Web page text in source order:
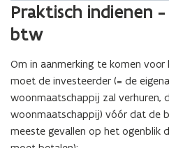
Praktisch indienen
btw
Om in aanmerking te komen
moet de investeerder (= de
woonmaatschappij zal verhuren,
woonmaatschappij) vóór dat de
meeste gevallen op het ogenblik